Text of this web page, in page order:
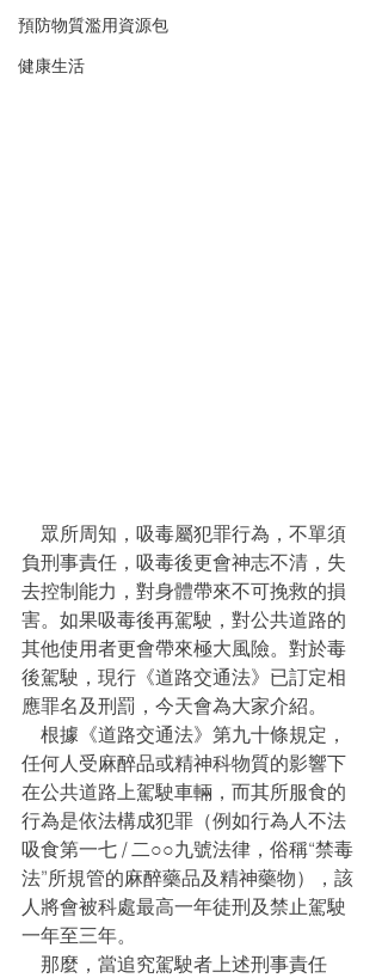
預防物質濫用資源包
健康生活
眾所周知，吸毒屬犯罪行為，不單須
負刑事責任，吸毒後更會神志不清，失
去控制能力，對身體帶來不可挽救的損
害。如果吸毒後再駕駛，對公共道路的
其他使用者更會帶來極大風險。對於毒
後駕駛，現行《道路交通法》已訂定相
應罪名及刑罰，今天會為大家介紹。
根據《道路交通法》第九十條規定，
任何人受麻醉品或精神科物質的影響下
在公共道路上駕駛車輛，而其所服食的
行為是依法構成犯罪（例如行為人不法
吸食第一七 / 二○○九號法律，俗稱“禁毒
法”所規管的麻醉藥品及精神藥物），該
人將會被科處最高一年徒刑及禁止駕駛
一年至三年。
那麼，當追究駕駛者上述刑事責任